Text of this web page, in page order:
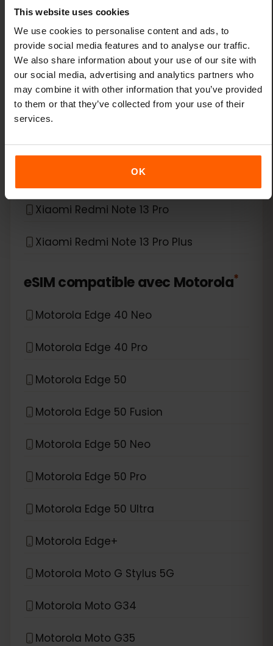
This website uses cookies
We use cookies to personalise content and ads, to
provide social media features and to analyse our traffic.
We also share information about your use of our site with
our social media, advertising and analytics partners who
may combine it with other information that you’ve provided
to them or that they’ve collected from your use of their
services.
OK
Xiaomi 14
Xiaomi 14 Pro
Xiaomi 14T
Xiaomi 14T Pro
Xiaomi 15
Xiaomi Redmi Note 11 Pro 5G
Xiaomi Redmi Note 13 Pro
Xiaomi Redmi Note 13 Pro Plus
eSIM compatible avec Motorola*
Motorola Edge 40 Neo
Motorola Edge 40 Pro
Motorola Edge 50
Motorola Edge 50 Fusion
Motorola Edge 50 Neo
Motorola Edge 50 Pro
Motorola Edge 50 Ultra
Motorola Edge+
Motorola Moto G Stylus 5G
Motorola Moto G34
Motorola Moto G35